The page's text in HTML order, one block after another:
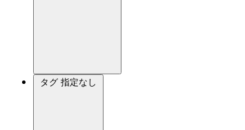
タグ 指定なし